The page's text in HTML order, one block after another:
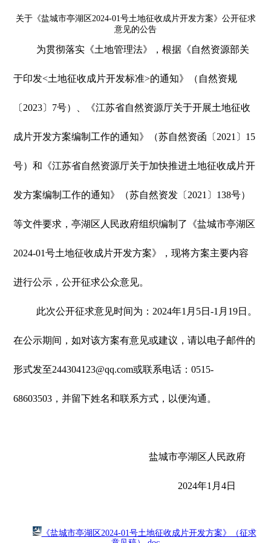
关于《盐城市亭湖区2024-01号土地征收成片开发方案》公开征求
意见的公告
为贯彻落实《土地管理法》，根据《自然资源部关
于印发<土地征收成片开发标准>的通知》（自然资规
〔2023〕7号）、《江苏省自然资源厅关于开展土地征收
成片开发方案编制工作的通知》（苏自然资函〔2021〕15
号）和《江苏省自然资源厅关于加快推进土地征收成片开
发方案编制工作的通知》（苏自然资发〔2021〕138号）
等文件要求，亭湖区人民政府组织编制了《盐城市亭湖区
2024-01号土地征收成片开发方案》，现将方案主要内容
进行公示，公开征求公众意见。
此次公开征求意见时间为：2024年1月5日-1月19日。
在公示期间，如对该方案有意见或建议，请以电子邮件的
形式发至244304123@qq.com或联系电话：0515-
68603503，并留下姓名和联系方式，以便沟通。
盐城市亭湖区人民政府
2024年1月4日
《盐城市亭湖区2024-01号土地征收成片开发方案》（征求